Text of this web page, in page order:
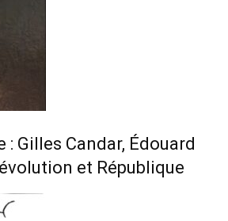
: Gilles Candar, Édouard
et République